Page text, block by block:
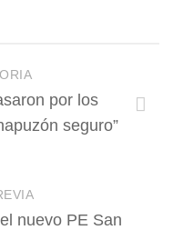
por los
seguro”
nuevo PE San